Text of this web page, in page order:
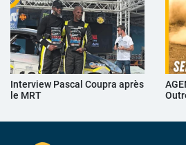
Interview Pascal Coupra après
le MRT